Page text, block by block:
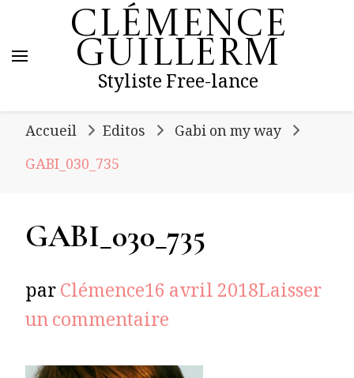
Clémence
Guillerm
Styliste Free-lance
Accueil Editos
Gabi on my way
GABI_030_735
GABI_030_735
parClémence16 avril 2018Laisser
un commentaire